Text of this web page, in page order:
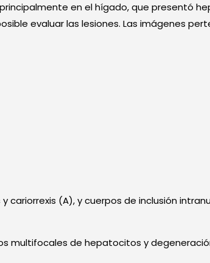
en el hígado, que presentó
evaluar las lesiones. Las imágenes
(A), y cuerpos de inclusión
multifocales de hepatocitos y